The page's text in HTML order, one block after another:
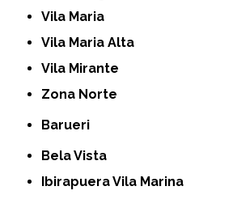
Vila Maria
Vila Maria Alta
Vila Mirante
Zona Norte
Barueri
Bela Vista
Ibirapuera Vila Marina